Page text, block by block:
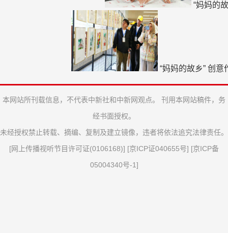
“妈妈的
“妈妈的故乡” 创
本网站所刊载信息，不代表中新社和中新网观点。 刊用本网站稿件，务
经书面授权。
未经授权禁止转载、摘编、复制及建立镜像，违者将依法追究法律责任。
[网上传播视听节目许可证(0106168)] [京ICP证040655号] [京ICP备
05004340号-1]